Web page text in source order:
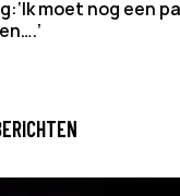
moet nog een